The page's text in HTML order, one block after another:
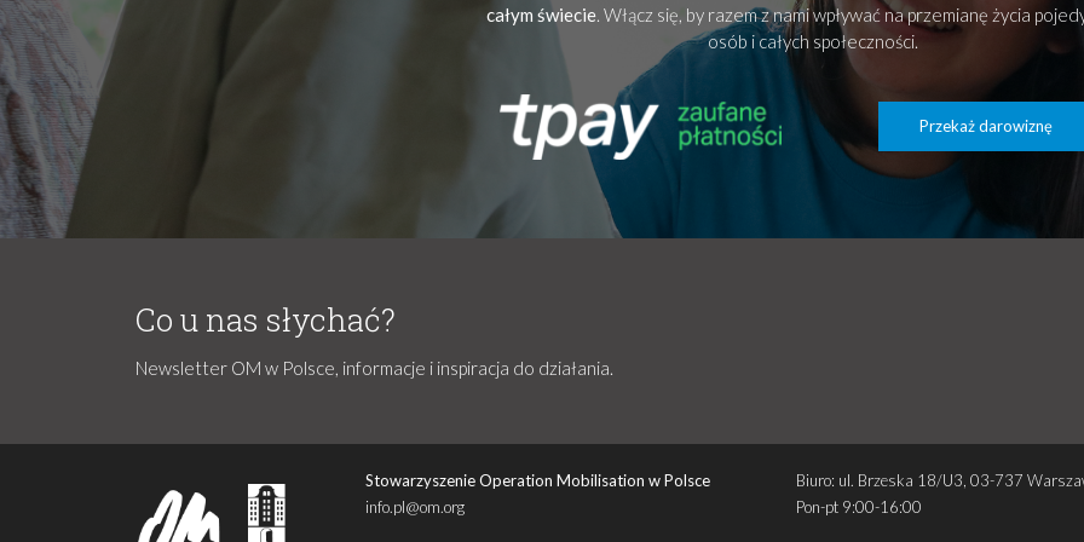
całym świecie. Włącz się, by razem z nami wpływać na przemianę życia
osób i całych społeczności.
Przekaż darowiznę
Co u nas słychać?
Newsletter OM w Polsce, informacje i inspiracja do działania.
Stowarzyszenie Operation Mobilisation w Polsce
info.pl@om.org
Biuro: ul. Brzeska 18/U3, 03-737
Pon-pt 9:00-16:00